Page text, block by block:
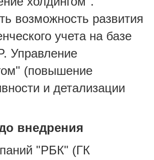
возможность развития
учета на базе
Управление
(повышение
и детализации
внедрения
"РБК" (ГК